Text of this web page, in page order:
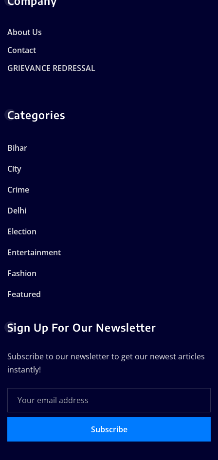
About Us
Contact
GRIEVANCE REDRESSAL
Categories
Bihar
City
Crime
Delhi
Election
Entertainment
Fashion
Featured
Sign Up For Our Newsletter
Subscribe to our newsletter to get our newest articles
instantly!
Subscribe